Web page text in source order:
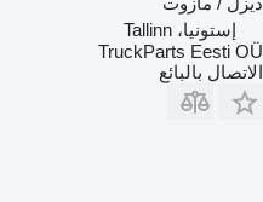
إستونيا، Tallinn
TruckParts Eesti OÜ
الاتصال بالبائع